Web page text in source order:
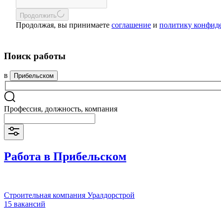
Продолжить
Продолжая, вы принимаете соглашение и политику
Поиск работы
в Прибельском
Профессия, должность, компания
Работа в Прибельском
Строительная компания Уралдорстрой
15 вакансий